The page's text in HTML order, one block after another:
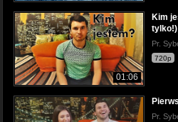
01:06
Kim
tylko!)
Pr.
720p
Pr.